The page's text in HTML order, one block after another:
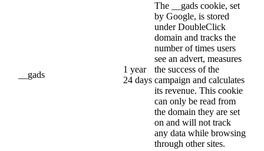
__gads
1 year
24 days
The __gads cookie, set
by Google, is stored
under DoubleClick
domain and tracks the
number of times users
see an advert, measures
the success of the
campaign and calculates
its revenue. This cookie
can only be read from
the domain they are set
on and will not track
any data while browsing
through other sites.